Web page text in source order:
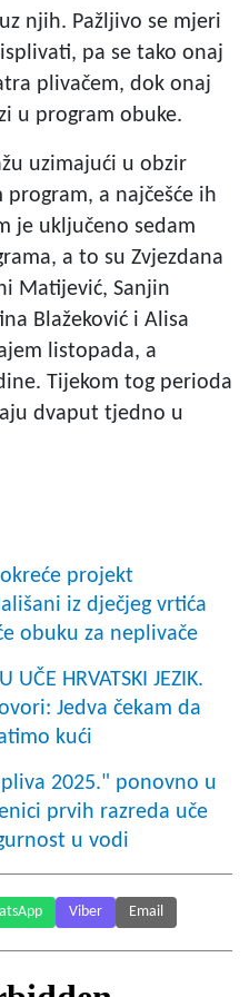
njih. Pažljivo se mjeri
pa se tako onaj
plivačem, dok onaj
u program obuke.
uzimajući u obzir
program, a najčešće ih
je uključeno sedam
a to su Zvjezdana
Matijević, Sanjin
Blažeković i Alisa
listopada, a
Tijekom tog perioda
dvaput tjedno u
projekt
iz dječjeg vrtića
obuku za neplivače
UČE HRVATSKI JEZIK.
Jedva čekam da
kući
2025." ponovno u
prvih razreda uče
u vodi
Viber Email